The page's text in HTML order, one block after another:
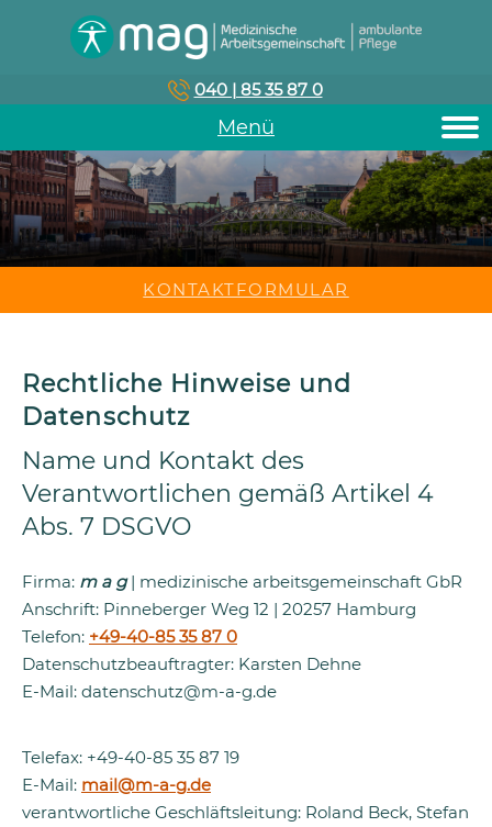
040 | 85 35 87 0
Menü
KONTAKTFORMULAR
Rechtliche Hinweise und
Datenschutz
Name und Kontakt des
Verantwortlichen gemäß Artikel 4
Abs. 7 DSGVO
Firma: m a g| medizinische arbeitsgemeinschaft GbR
Anschrift: Pinneberger Weg 12 | 20257 Hamburg
Telefon: +49-40-85 35 87 0
Datenschutzbeauftragter: Karsten Dehne
E-Mail: datenschutz@m-a-g.de
Telefax: +49-40-85 35 87 19
E-Mail: mail@m-a-g.de
verantwortliche Geschläftsleitung: Roland Beck, Stefan